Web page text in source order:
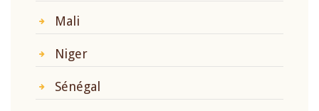
Mali
Niger
Sénégal